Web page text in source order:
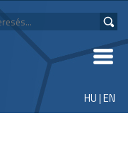
HU|EN